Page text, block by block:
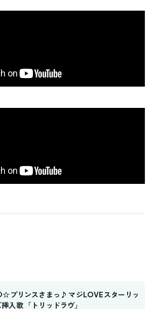
☆プリンスさまっ♪ マジLOVEスターリッ
挿入歌 「トリッドラヴ」